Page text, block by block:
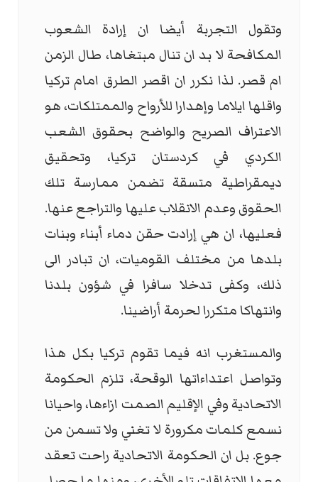
وتقول التجربة أيضا ان إرادة الشعوب
المكافحة لا بد ان تنال مبتغاها، طال الزمن
ام قصر. لذا نكرر ان اقصر الطرق امام تركيا
واقلها ايلاما وإهدارا للأرواح والممتلكات، هو
الاعتراف الصريح والواضح بحقوق الشعب
الكردي في كردستان تركيا، وتحقيق
ديمقراطية متسقة تضمن ممارسة تلك
الحقوق وعدم الانقلاب عليها والتراجع عنها.
فعليها، ان هي إرادت حقن دماء أبناء وبنات
بلدها من مختلف القوميات، ان تبادر الى
ذلك، وكفى تدخلا سافرا في شؤون بلدنا
وانتهاكا متكررا لحرمة أراضينا.
والمستغرب انه فيما تقوم تركيا بكل هذا
وتواصل اعتداءاتها الوقحة، تلزم الحكومة
الاتحادية وفي الإقليم الصمت ازاءها، واحيانا
نسمع كلمات مكرورة لا تغني ولا تسمن من
جوع. بل ان الحكومة الاتحادية راحت تعقد